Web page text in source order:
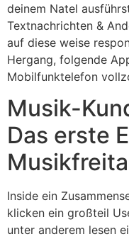
deinem Natel
Textnachrichten &
auf diese weise
Hergang, folgende
Mobilfunktelefon
Musik-
Das erste
Inside ein
klicken ein großteil
unter anderem lesen